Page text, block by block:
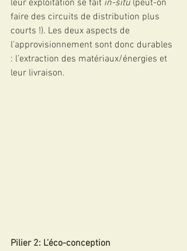
leur exploitation se fait in-situ (peut-on
faire des circuits de distribution plus
courts !). Les deux aspects de
l’approvisionnement sont donc durables
: l’extraction des matériaux/énergies et
leur livraison.
Pilier 2: L’éco-conception